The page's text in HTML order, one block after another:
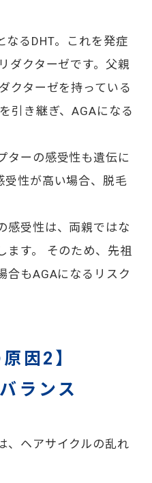
なるDHT。これを発症
ダクターゼです。父親
クターゼを持っている
引き継ぎ、AGAになる
ターの感受性も遺伝に
受性が高い場合、脱毛
感受性は、両親ではな
ます。 そのため、先祖
合もAGAになるリスク
因2】
ランス
、ヘアサイクルの乱れ